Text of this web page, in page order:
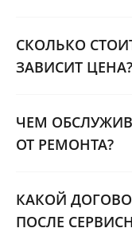
СКОЛЬКО
ЗАВИСИТ ЦЕНА?
ЧЕМ
ОТ РЕМОНТА?
КАКОЙ
ПОСЛЕ